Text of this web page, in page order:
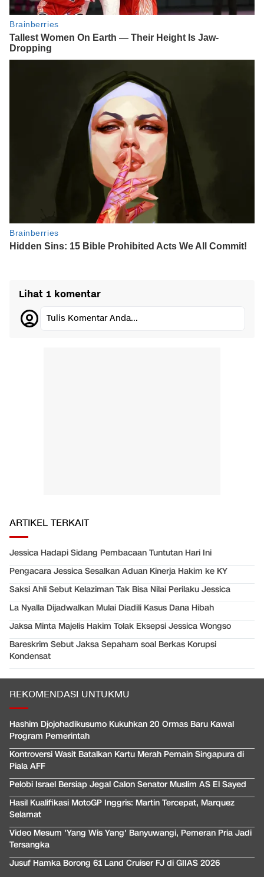
Lihat 1 komentar
Tulis Komentar Anda...
ARTIKEL TERKAIT
Jessica Hadapi Sidang Pembacaan Tuntutan Hari Ini
Pengacara Jessica Sesalkan Aduan Kinerja Hakim ke KY
Saksi Ahli Sebut Kelaziman Tak Bisa Nilai Perilaku Jessica
La Nyalla Dijadwalkan Mulai Diadili Kasus Dana Hibah
Jaksa Minta Majelis Hakim Tolak Eksepsi Jessica Wongso
Bareskrim Sebut Jaksa Sepaham soal Berkas Korupsi
Kondensat
REKOMENDASI UNTUKMU
Hashim Djojohadikusumo Kukuhkan 20 Ormas Baru Kawal
Program Pemerintah
Kontroversi Wasit Batalkan Kartu Merah Pemain Singapura di
Piala AFF
Pelobi Israel Bersiap Jegal Calon Senator Muslim AS El Sayed
Hasil Kualifikasi MotoGP Inggris: Martin Tercepat, Marquez
Selamat
Video Mesum 'Yang Wis Yang' Banyuwangi, Pemeran Pria Jadi
Tersangka
Jusuf Hamka Borong 61 Land Cruiser FJ di GIIAS 2026